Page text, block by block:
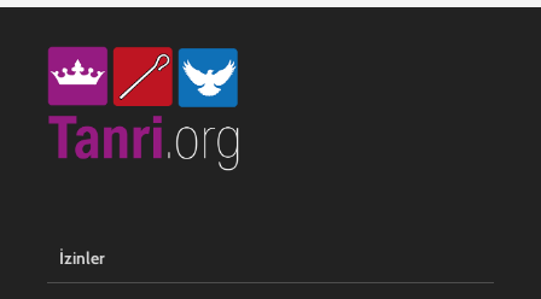
İzinler